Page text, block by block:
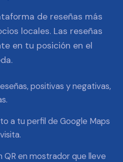
de reseñas más
locales. Las reseñas
en tu posición en el
positivas y negativas,
a tu perfil de Google Maps
QR en mostrador que lleve